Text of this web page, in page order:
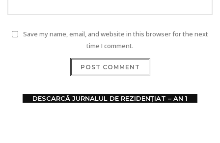
Save my name, email, and website in this browser for the next
time I comment.
DESCARCĂ JURNALUL DE REZIDENȚIAT – AN 1